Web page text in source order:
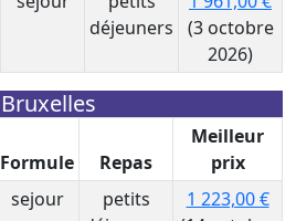
déjeuners
(3 octobre
2026)
Bruxelles
Formule Repas
Meilleur
prix
sejour
petits
1 223,00 €